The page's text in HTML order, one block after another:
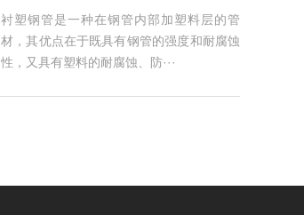
介绍
衬塑钢管是一种在钢管内部加塑料层的管
材，其优点在于既具有钢管的强度和耐腐蚀
性，又具有塑料的耐腐蚀、防···